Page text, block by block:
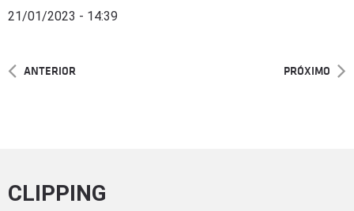
21/01/2023 - 14:39
ANTERIOR PRÓXIMO
CLIPPING